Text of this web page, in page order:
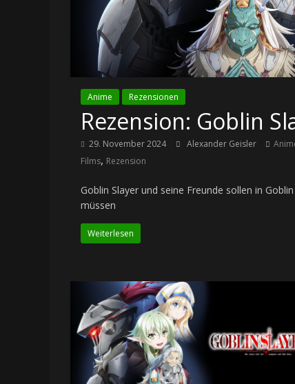
Anime Rezensionen
Rezension: Goblin
29. November 2024 Alexander Geisler
Films, Rezension
Goblin Slayer und seine Freunde sollen in
müssen
Weiterlesen